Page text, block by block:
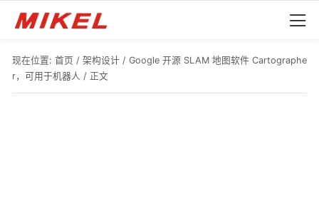
现在位置: 首页 / 架构设计 / Google 开源 SLAM 地图软件 Cartographe
r，可用于机器人 / 正文